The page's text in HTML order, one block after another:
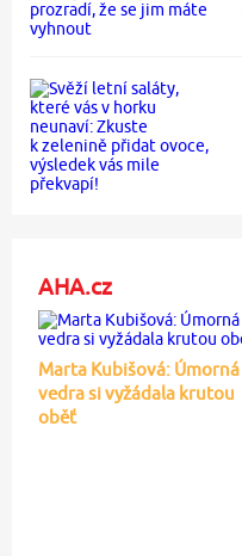
AHA.cz
Marta Kubišová: Úmorná
vedra si vyžádala krutou
oběť